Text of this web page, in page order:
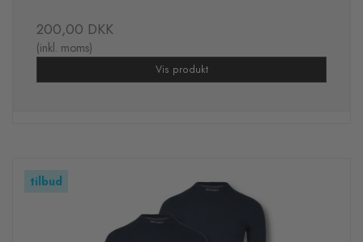
200,00 DKK
(inkl. moms)
Vis produkt
tilbud